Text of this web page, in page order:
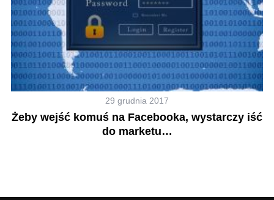
29 grudnia 2017
Żeby wejść komuś na Facebooka, wystarczy iść
do marketu…